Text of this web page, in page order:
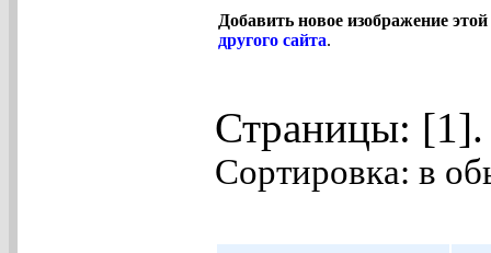
Добавить новое изображение
другого сайта.
Страницы:
Сортировка: в